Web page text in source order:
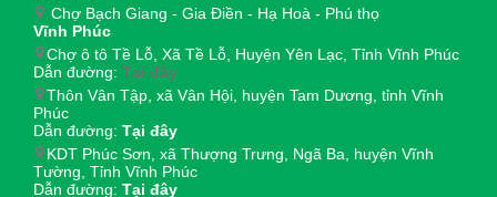
Chợ Bạch Giang - Gia Điền - Hạ Hoà - Phú thọ
Vĩnh Phúc
Chợ ô tô Tề Lỗ, Xã Tề Lỗ, Huyện Yên Lạc, Tỉnh Vĩnh Phúc
Dẫn đường: Tại đây
Thôn Vân Tập, xã Vân Hội, huyện Tam Dương, tỉnh Vĩnh
Phúc
Dẫn đường: Tại đây
KDT Phúc Sơn, xã Thượng Trưng, Ngã Ba, huyện Vĩnh
Tường, Tỉnh Vĩnh Phúc
Dẫn đường: Tại đây